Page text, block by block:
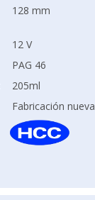
128 mm
12 V
PAG 46
205ml
Fabricación nueva